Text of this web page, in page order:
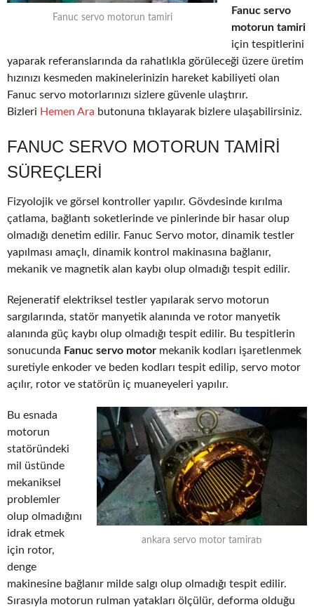
Fanuc servo motorun tamiri
Fanuc servo
motorun tamiri
için tespitlerini
yaparak referanslarında da rahatlıkla görüleceği üzere üretim
hızınızı kesmeden makinelerinizin hareket kabiliyeti olan
Fanuc servo motorlarınızı sizlere güvenle ulaştırır.
Bizleri Hemen Ara butonuna tıklayarak bizlere ulaşabilirsiniz.
FANUC SERVO MOTORUN TAMIRI
SÜREÇLERI
Fizyolojik ve görsel kontroller yapılır. Gövdesinde kırılma
çatlama, bağlantı soketlerinde ve pinlerinde bir hasar olup
olmadığı denetim edilir. Fanuc Servo motor, dinamik testler
yapılması amaçlı, dinamik kontrol makinasına bağlanır,
mekanik ve magnetik alan kaybı olup olmadığı tespit edilir.
Rejeneratif elektriksel testler yapılarak servo motorun
sargılarında, statör manyetik alanında ve rotor manyetik
alanında güç kaybı olup olmadığı tespit edilir. Bu tespitlerin
sonucunda Fanuc servo motor mekanik kodları işaretlenmek
suretiyle enkoder ve beden kodları tespit edilip, servo motor
açılır, rotor ve statörün iç muaneyeleri yapılır.
ankara servo motor tamiratı
Bu esnada
motorun
statöründeki
mil üstünde
mekaniksel
problemler
olup olmadığını
idrak etmek
için rotor,
denge
makinesine bağlanır milde salgı olup olmadığı tespit edilir.
Sırasıyla motorun rulman yatakları ölçülür, deforma olduğu